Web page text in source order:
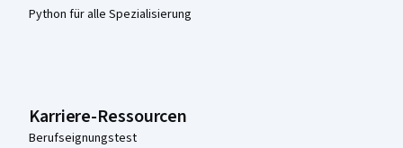
Python für alle Spezialisierung
Karriere-Ressourcen
Berufseignungstest